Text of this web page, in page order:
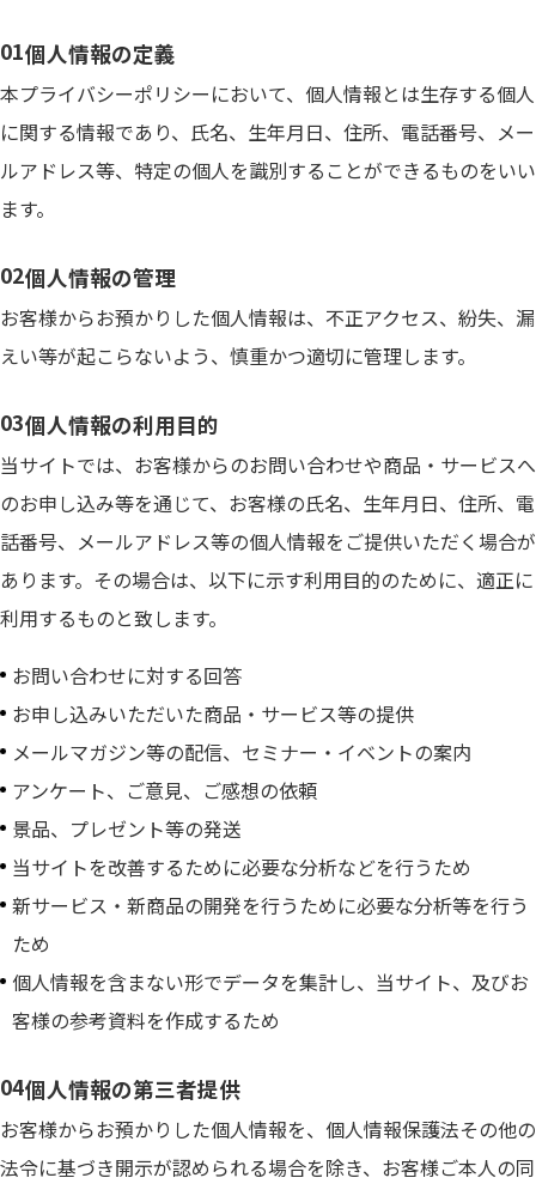
個人情報の定義
本プライバシーポリシーにおいて、個人情報とは生存する個人
に関する情報であり、氏名、生年月日、住所、電話番号、メー
ルアドレス等、特定の個人を識別することができるものをいい
ます。
個人情報の管理
お客様からお預かりした個人情報は、不正アクセス、紛失、漏
えい等が起こらないよう、慎重かつ適切に管理します。
個人情報の利用目的
当サイトでは、お客様からのお問い合わせや商品・サービスへ
のお申し込み等を通じて、お客様の氏名、生年月日、住所、電
話番号、メールアドレス等の個人情報をご提供いただく場合が
あります。その場合は、以下に示す利用目的のために、適正に
利用するものと致します。
お問い合わせに対する回答
お申し込みいただいた商品・サービス等の提供
メールマガジン等の配信、セミナー・イベントの案内
アンケート、ご意見、ご感想の依頼
景品、プレゼント等の発送
当サイトを改善するために必要な分析などを行うため
新サービス・新商品の開発を行うために必要な分析等を行う
ため
個人情報を含まない形でデータを集計し、当サイト、及びお
客様の参考資料を作成するため
個人情報の第三者提供
お客様からお預かりした個人情報を、個人情報保護法その他の
法令に基づき開示が認められる場合を除き、お客様ご本人の同